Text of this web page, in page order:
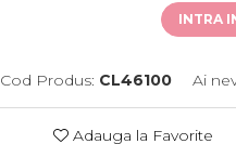
INTRA
Cod Produs: CL46100 Ai
Adauga la Favorite